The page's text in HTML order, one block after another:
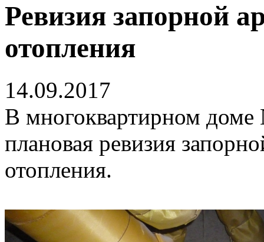
Ревизия запорной
отопления
14.09.2017
В многоквартирном
плановая ревизия
отопления.